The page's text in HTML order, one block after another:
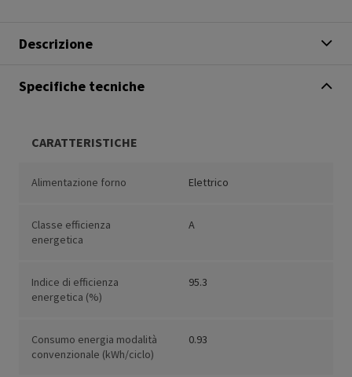
Descrizione
Specifiche tecniche
CARATTERISTICHE
Alimentazione forno Elettrico
Classe efficienza
energetica
A
Indice di efficienza
energetica (%)
95.3
Consumo energia modalità
convenzionale (kWh/ciclo)
0.93